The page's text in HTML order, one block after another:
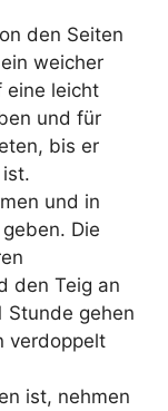
den Seiten
weicher
eine leicht
und für
bis er
und in
Die
den Teig an
Stunde gehen
verdoppelt
ist, nehmen